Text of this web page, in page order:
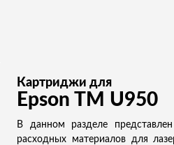
Картриджи для
Epson TM U950
В данном разделе
расходных материалов для